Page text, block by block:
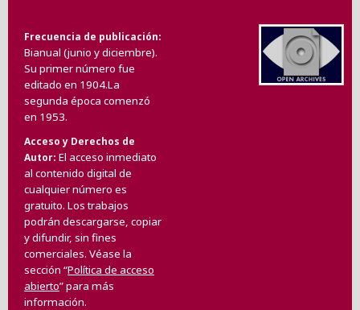
Frecuencia de publicación
Bianual (junio y diciembre).
Su primer número fue
editado en 1904.La
segunda época comenzó
en 1953.
Acceso y Derechos de
Autor El acceso inmediato
al contenido digital de
cualquier número es
gratuito. Los trabajos
podrán descargarse, copiar
y difundir, sin fines
comerciales. Véase la
sección “Política de acceso
abierto” para más
información.